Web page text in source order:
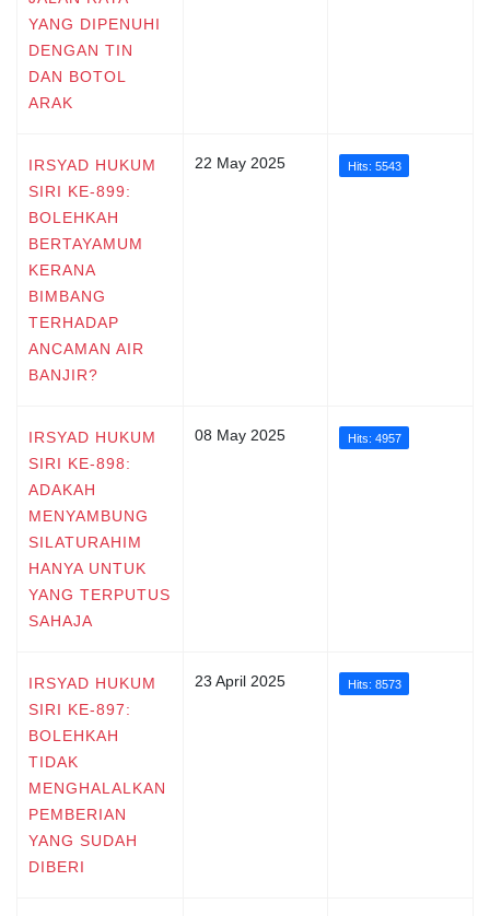
YANG DIPENUHI
DENGAN TIN
DAN BOTOL
ARAK
IRSYAD HUKUM
SIRI KE-899:
BOLEHKAH
BERTAYAMUM
KERANA
BIMBANG
TERHADAP
ANCAMAN AIR
BANJIR?
22 May 2025 Hits: 5543
IRSYAD HUKUM
SIRI KE-898:
ADAKAH
MENYAMBUNG
SILATURAHIM
HANYA UNTUK
YANG TERPUTUS
SAHAJA
08 May 2025 Hits: 4957
IRSYAD HUKUM
SIRI KE-897:
BOLEHKAH
TIDAK
MENGHALALKAN
PEMBERIAN
YANG SUDAH
DIBERI
23 April 2025 Hits: 8573